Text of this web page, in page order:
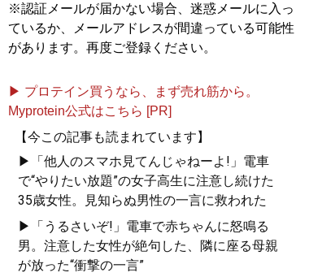
※認証メールが届かない場合、迷惑メールに入っ
ているか、メールアドレスが間違っている可能性
があります。再度ご登録ください。
▶ プロテイン買うなら、まず売れ筋から。
Myprotein公式はこちら [PR]
【今この記事も読まれています】
▶「他人のスマホ見てんじゃねーよ!」電車
で“やりたい放題”の女子高生に注意し続けた
35歳女性。見知らぬ男性の一言に救われた
▶「うるさいぞ!」電車で赤ちゃんに怒鳴る
男。注意した女性が絶句した、隣に座る母親
が放った“衝撃の一言”